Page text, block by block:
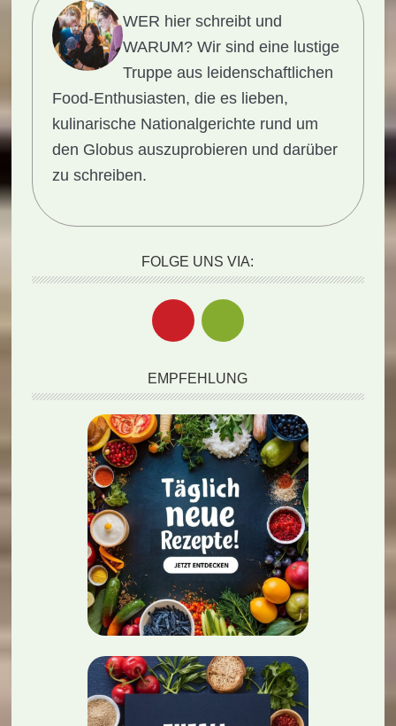
WER hier schreibt und
WARUM? Wir sind eine lustige
Truppe aus leidenschaftlichen
Food-Enthusiasten, die es lieben,
kulinarische Nationalgerichte rund um
den Globus auszuprobieren und darüber
zu schreiben.
FOLGE UNS VIA:
EMPFEHLUNG